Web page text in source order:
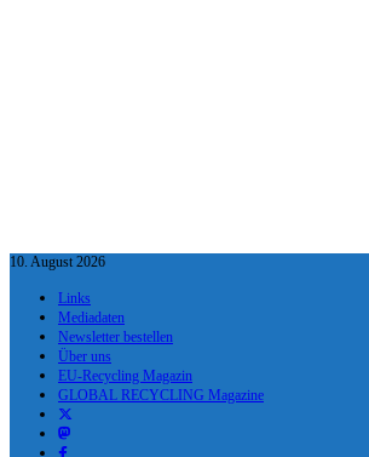
10. August 2026
Links
Mediadaten
Newsletter bestellen
Über uns
EU-Recycling Magazin
GLOBAL RECYCLING Magazine